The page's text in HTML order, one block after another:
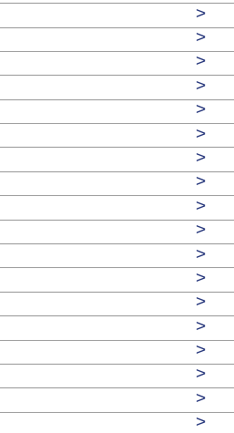
>
>
>
>
>
>
>
>
>
>
>
>
>
>
>
>
>
>